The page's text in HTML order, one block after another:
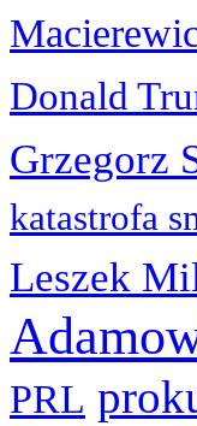
Donald
Grzegorz
katastrofa
Leszek
PRL